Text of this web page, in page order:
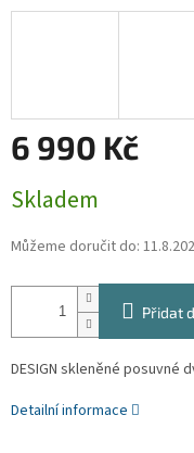
6 990 Kč
cena:
Skladem
Můžeme doručit do:
Přidat
DESIGN skleněné posuvné
Detailní informace